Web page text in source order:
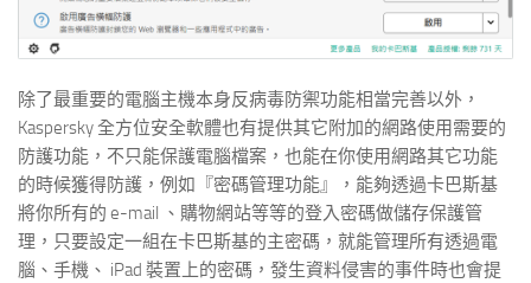
除了最重要的電腦主機本身反病毒防禦功能相當完善以外，
Kaspersky 全方位安全軟體也有提供其它附加的網路使用需要的
防護功能，不只能保護電腦檔案，也能在你使用網路其它功能
的時候獲得防護，例如『密碼管理功能』，能夠透過卡巴斯基
將你所有的 e-mail 、購物網站等等的登入密碼做儲存保護管
理，只要設定一組在卡巴斯基的主密碼，就能管理所有透過電
腦、手機、 iPad 裝置上的密碼，發生資料侵害的事件時也會提